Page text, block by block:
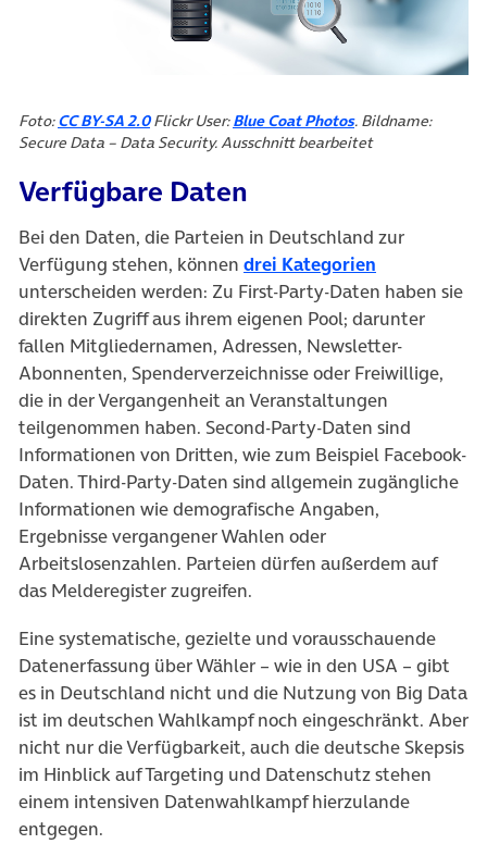
Foto:CC BY-SA 2.0(öffnet in neuem Tab)
Flickr User:Blue Coat Photos(öffnet in neuem
. Bildname:
Secure Data – Data Security. Ausschnitt bearbeitet
Verfügbare Daten
Bei den Daten, die Parteien in Deutschland zur
Verfügung stehen, können drei Kategorien
unterscheiden werden: Zu First-Party-Daten haben sie
direkten Zugriff aus ihrem eigenen Pool; darunter
fallen Mitgliedernamen, Adressen, Newsletter-
Abonnenten, Spenderverzeichnisse oder Freiwillige,
die in der Vergangenheit an Veranstaltungen
teilgenommen haben. Second-Party-Daten sind
Informationen von Dritten, wie zum Beispiel Facebook-
Daten. Third-Party-Daten sind allgemein zugängliche
Informationen wie demografische Angaben,
Ergebnisse vergangener Wahlen oder
Arbeitslosenzahlen. Parteien dürfen außerdem auf
das Melderegister zugreifen.
Eine systematische, gezielte und vorausschauende
Datenerfassung über Wähler – wie in den USA – gibt
es in Deutschland nicht und die Nutzung von Big Data
ist im deutschen Wahlkampf noch eingeschränkt. Aber
nicht nur die Verfügbarkeit, auch die deutsche Skepsis
im Hinblick auf Targeting und Datenschutz stehen
einem intensiven Datenwahlkampf hierzulande
entgegen.